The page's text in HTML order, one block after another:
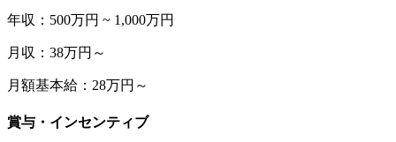
年収：500万円 ~ 1,000万円
月収：38万円～
月額基本給：28万円～
賞与・インセンティブ